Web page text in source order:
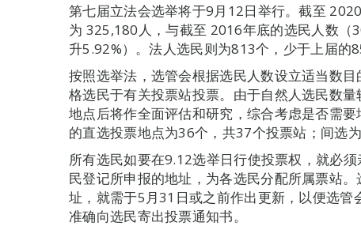
第七届立法会选举将于9月12日举行。截至
为 325,180人，与截至 2016年底的选民人数
升5.92%）。法人选民则为813个，少于上届的
按照选举法，选管会根据选民人数设立适当数
格选民于有关投票站投票。由于自然人选民数
地点后将作全面评估和研究，综合考虑是否需
的直选投票地点为36个，共37个投票站；间选
所有选民如要在9.12选举日行使投票权，就必
民登记所申报的地址，为各选民分配所属票站
址，就需于5月31日或之前作出更新，以便选
准确向选民寄出投票通知书。